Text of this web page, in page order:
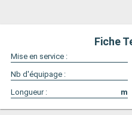
Fiche
Mise en service :
Nb d'équipage :
Longueur :
m